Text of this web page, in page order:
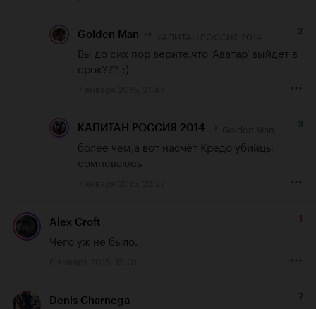
Golden Man 2
Вы до сих пор верите,что 'Аватар' выйдет в
срок??? :)
КАПИТАН РОССИЯ 2014 3
более чем,а вот насчёт Кредо убийцы
сомневаюсь
Alex Croft -1
Чего уж не было.
Denis Charnega 7